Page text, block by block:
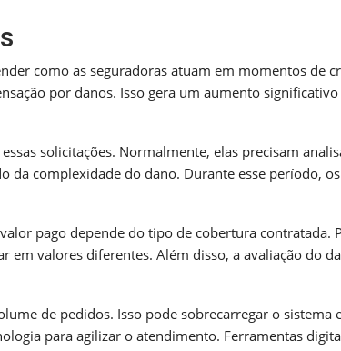
como as seguradoras atuam em momentos de
por danos. Isso gera um aumento significativo
solicitações. Normalmente, elas precisam
da complexidade do dano. Durante esse período, os
pago depende do tipo de cobertura contratada.
em valores diferentes. Além disso, a avaliação do
de pedidos. Isso pode sobrecarregar o sistema
para agilizar o atendimento. Ferramentas